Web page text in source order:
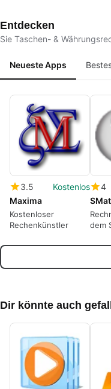
Entdecken
Sie Taschen- &
Neueste Apps
3.5
Kostenlos
Maxima
Kostenloser
Rechenkünstler
4
dem
Dir könnte auch